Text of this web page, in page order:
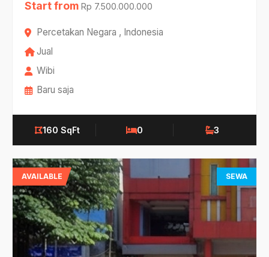
Start from Rp 7.500.000.000
Percetakan Negara , Indonesia
Jual
Wibi
Baru saja
160 SqFt 0 3
AVAILABLE SEWA